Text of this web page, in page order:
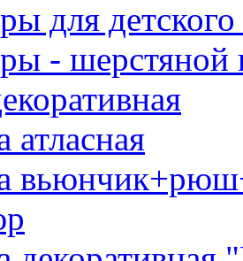
для
- шерстяной
атласная